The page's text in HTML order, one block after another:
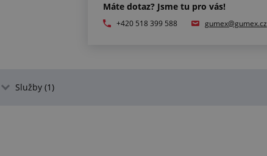
Máte dotaz? Jsme tu pro vás!
+420 518 399 588 gumex@gumex.cz
Služby (1)